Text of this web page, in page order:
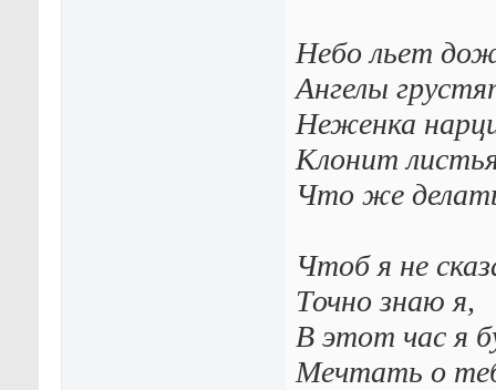
Небо льет
Ангелы
Неженка
Клонит
Что же
Чтоб я не
Точно знаю я,
В этот час я
Мечтать о